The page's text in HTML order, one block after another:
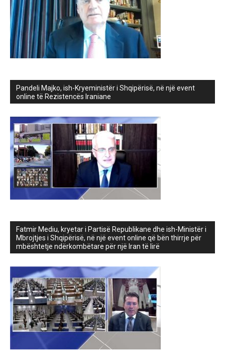
Pandeli Majko, ish-Kryeministër i Shqipërisë, në një event
online të Rezistencës Iraniane
Fatmir Mediu, kryetar i Partisë Republikane dhe ish-Ministër i
Mbrojtjes i Shqipërisë, në një event online që bën thirrje për
mbështetje ndërkombëtare për një Iran të lirë